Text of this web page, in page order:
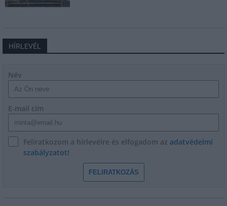
HÍRLEVÉL
Név
E-mail cím
Feliratkozom a hírlevélre és elfogadom az adatvédelmi
szabályzatot!
FELIRATKOZÁS